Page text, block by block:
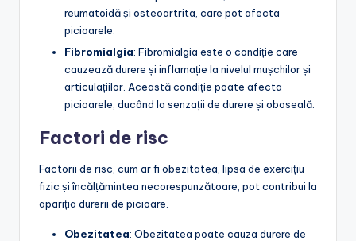
reumatoidă și osteoartrita, care pot afecta
picioarele.
Fibromialgia: Fibromialgia este o condiție care
cauzează durere și inflamație la nivelul mușchilor și
articulațiilor. Această condiție poate afecta
picioarele, ducând la senzații de durere și oboseală.
Factori de risc
Factorii de risc, cum ar fi obezitatea, lipsa de exercițiu
fizic și încălțămintea necorespunzătoare, pot contribui la
apariția durerii de picioare.
Obezitatea: Obezitatea poate cauza durere de